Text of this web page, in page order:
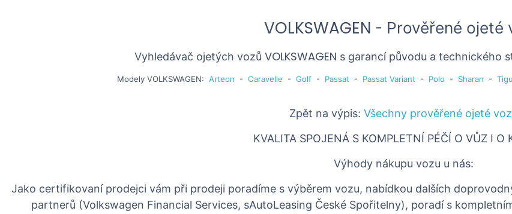
VOLKSWAGEN - Prověřené ojeté
Vyhledávač ojetých vozů VOLKSWAGEN s garancí původu a technického
Modely VOLKSWAGEN: Arteon - Caravelle - Golf- Passat - Passat Variant - Polo - Sharan -
Zpět na výpis: Všechny prověřené ojeté
KVALITA SPOJENÁ S KOMPLETNÍ PÉČÍ O VŮZ I O
Výhody nákupu vozu u nás:
Jako certifikovaní prodejci vám při prodeji poradíme s výběrem vozu, nabídkou dalších
partnerů (Volkswagen Financial Services, sAutoLeasing České Spořitelny), poradí s